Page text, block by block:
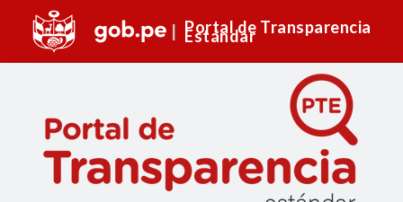
Portal de Transparencia
Estándar